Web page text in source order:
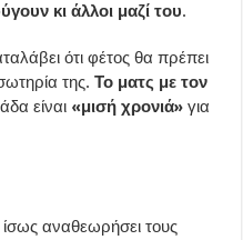
κι άλλοι μαζί του.
ότι φέτος θα πρέπει
της.Το ματς με τον
είναι «μισή χρονιά» για
αναθεωρήσει τους